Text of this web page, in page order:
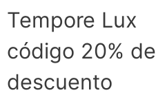
Tempore Lux
código 20% de
descuento